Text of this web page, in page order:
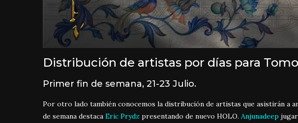
Distribución de artistas por días para
Primer fin de semana, 21-23 Julio.
Por otro lado también conocemos la distribución de artistas que asistirán a
de semana destaca Eric Prydz presentando de nuevo HOLO. Anjunadeep